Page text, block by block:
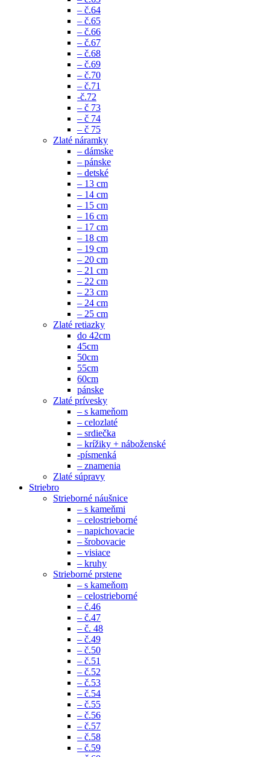
– č.64
– č.65
– č.66
– č.67
– č.68
– č.69
– č.70
– č.71
-č.72
– č 73
– č 74
– č 75
Zlaté náramky
– dámske
– pánske
– detské
– 13 cm
– 14 cm
– 15 cm
– 16 cm
– 17 cm
– 18 cm
– 19 cm
– 20 cm
– 21 cm
– 22 cm
– 23 cm
– 24 cm
– 25 cm
Zlaté retiazky
do 42cm
45cm
50cm
55cm
60cm
pánske
Zlaté prívesky
– s kameňom
– celozlaté
– srdiečka
– krížiky + náboženské
-písmenká
– znamenia
Zlaté súpravy
Striebro
Strieborné náušnice
– s kameňmi
– celostrieborné
– napichovacie
– šrobovacie
– visiace
– kruhy
Strieborné prstene
– s kameňom
– celostrieborné
– č.46
– č.47
– č. 48
– č.49
– č.50
– č.51
– č.52
– č.53
– č.54
– č.55
– č.56
– č.57
– č.58
– č.59